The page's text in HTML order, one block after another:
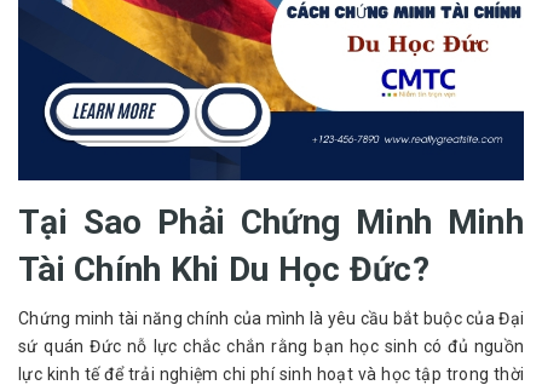
Tại Sao Phải Chứng Minh Minh
Tài Chính Khi Du Học Đức?
Chứng minh tài năng chính của mình là yêu cầu bắt buộc của Đại
sứ quán Đức nỗ lực chắc chắn rằng bạn học sinh có đủ nguồn
lực kinh tế để trải nghiệm chi phí sinh hoạt và học tập trong thời